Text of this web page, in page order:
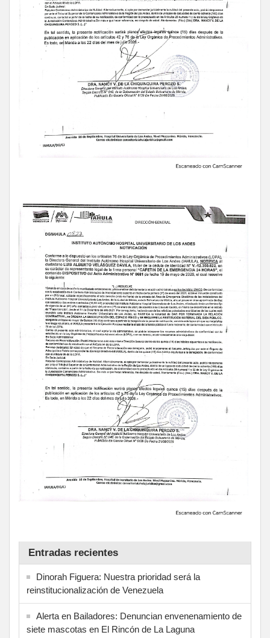
Entradas recientes
Dinorah Figuera: Nuestra prioridad será la
reinstitucionalización de Venezuela
Alerta en Bailadores: Denuncian envenenamiento de
siete mascotas en El Rincón de La Laguna